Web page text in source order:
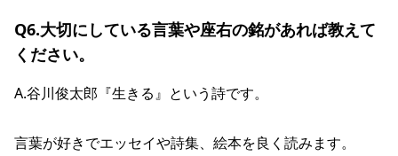
Q6.大切にしている言葉や座右の銘があれば教えて
ください。
A.谷川俊太郎『生きる』という詩です。
言葉が好きでエッセイや詩集、絵本を良く読みます。